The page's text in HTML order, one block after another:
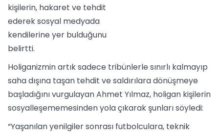
kişilerin, hakaret ve tehdit
ederek sosyal medyada
kendilerine yer bulduğunu
belirtti.
Holiganizmin artık sadece tribünlerle sınırlı kalmayıp
saha dışına taşan tehdit ve saldırılara dönüşmeye
başladığını vurgulayan Ahmet Yılmaz, holigan kişilerin
sosyalleşememesinden yola çıkarak şunları söyledi:
“Yaşanılan yenilgiler sonrası futbolculara, teknik